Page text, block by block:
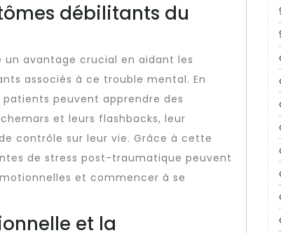
débilitants du
avantage crucial en aidant les
associés à ce trouble mental. En
peuvent apprendre des
et leurs flashbacks, leur
contrôle sur leur vie. Grâce à cette
de stress post-traumatique peuvent
et commencer à se
et la